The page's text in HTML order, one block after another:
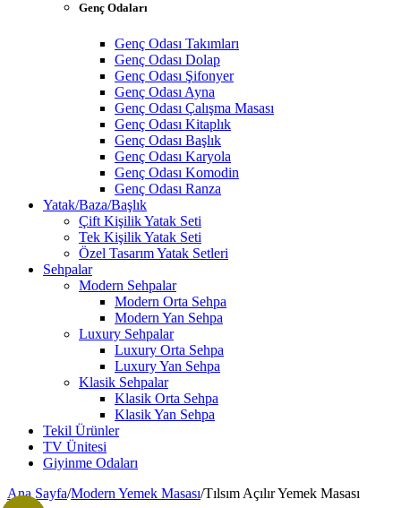
Genç Odaları
Genç Odası Takımları
Genç Odası Dolap
Genç Odası Şifonyer
Genç Odası Ayna
Genç Odası Çalışma Masası
Genç Odası Kitaplık
Genç Odası Başlık
Genç Odası Karyola
Genç Odası Komodin
Genç Odası Ranza
Yatak/Baza/Başlık
Çift Kişilik Yatak Seti
Tek Kişilik Yatak Seti
Özel Tasarım Yatak Setleri
Sehpalar
Modern Sehpalar
Modern Orta Sehpa
Modern Yan Sehpa
Luxury Sehpalar
Luxury Orta Sehpa
Luxury Yan Sehpa
Klasik Sehpalar
Klasik Orta Sehpa
Klasik Yan Sehpa
Tekil Ürünler
TV Ünitesi
Giyinme Odaları
Ana Sayfa/Modern Yemek Masası/Tılsım Açılır Yemek Masası